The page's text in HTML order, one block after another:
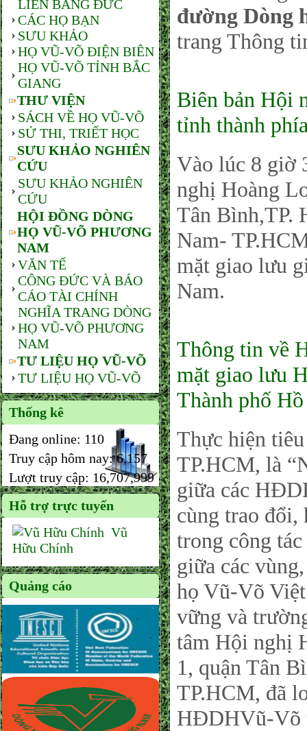
LIÊN BANG ĐỨC
CÁC HỌ BẠN
SƯU KHẢO
HỌ VŨ-VÕ ĐIỆN BIÊN
HỌ VŨ-VÕ TỈNH BẮC
GIANG
THƯ VIỆN
SÁCH VỀ HỌ VŨ-VÕ
SỬ THI, TRIẾT HỌC
SƯU KHẢO NGHIÊN
CỨU
SƯU KHẢO NGHIÊN
CỨU
HỘI ĐỒNG DÒNG
HỌ VŨ-VÕ PHƯƠNG
NAM
VĂN TẾ
CÔNG ĐỨC VÀ BÁO
CÁO TÀI CHÍNH
NGHĨA TRANG DÒNG
HỌ VŨ-VÕ PHƯƠNG
NAM
TƯ LIỆU HỌ VŨ-VÕ
TƯ LIỆU HỌ VŨ-VÕ
Thống kê
Đang online: 110
Truy cập hôm nay:6,157
Lượt truy cập: 16,707,999
Hỗ trợ trực tuyến
Vũ
Hữu Chính
Quảng cáo
đường Dòng
trang Thông
Biên bản Hội
tỉnh thành
Vào lúc 8 giờ
nghị Hoàng
Tân Bình,TP.
Nam-
mặt giao lưu
Nam.
Thông tin về
mặt giao lưu
Thành phố
Thực hiện
TP.HCM, là
giữa các
cùng trao đổi,
trong công
giữa các
họ Vũ-Võ
vững và
tâm Hội nghị
1, quận Tân
TP.HCM, đã
HĐDHVũ-Võ